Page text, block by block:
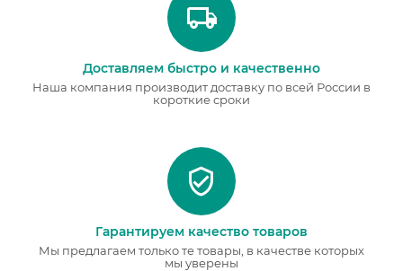
Доставляем быстро и качественно
Наша компания производит доставку по всей России в
короткие сроки
Гарантируем качество товаров
Мы предлагаем только те товары, в качестве которых
мы уверены